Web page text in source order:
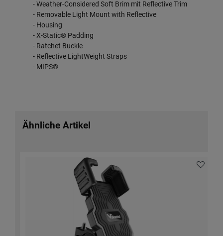
- Weather-Considered Soft Brim mit Reflective Trim
- Removable Light Mount with Reflective
- Housing
- X-Static® Padding
- Ratchet Buckle
- Reflective LightWeight Straps
- MIPS®
Ähnliche Artikel